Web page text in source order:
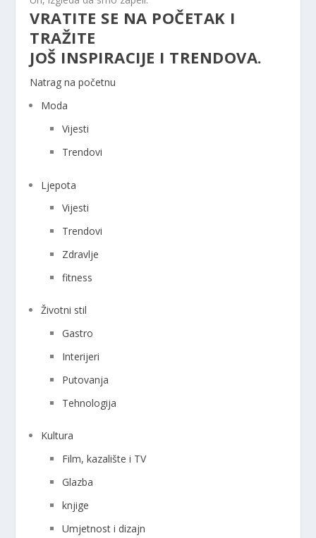
VRATITE SE NA POČETAK I
TRAŽITE
JOŠ INSPIRACIJE I TRENDOVA.
Natrag na početnu
Moda
Vijesti
Trendovi
Ljepota
Vijesti
Trendovi
Zdravlje
fitness
Životni stil
Gastro
Interijeri
Putovanja
Tehnologija
Kultura
Film, kazalište i TV
Glazba
knjige
Umjetnost i dizajn